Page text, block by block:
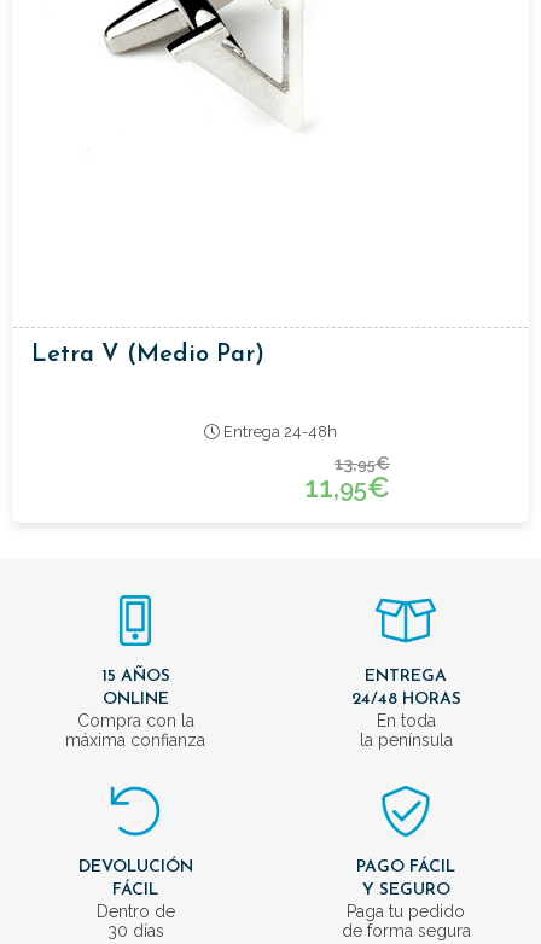
Letra V (medio Par)
Entrega 24-48h
13,95€
11,95€
15 AÑOS
ONLINE
Compra con la
máxima confianza
ENTREGA
24/48 HORAS
En toda
la península
DEVOLUCIÓN
FÁCIL
Dentro de
30 días
PAGO FÁCIL
Y SEGURO
Paga tu pedido
de forma segura